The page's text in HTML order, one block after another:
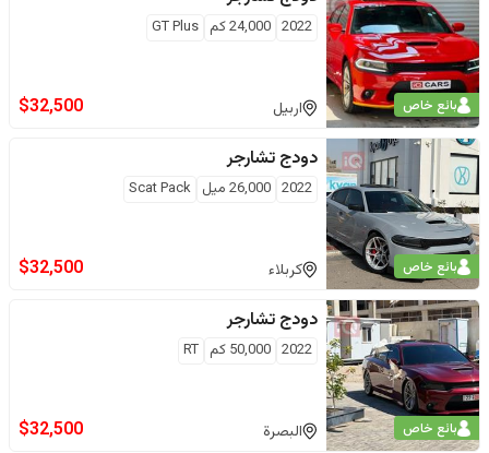
بائع خاص
2022
24,000كم GT Plus
اربيل $32,500
بائع خاص
دودج تشارجر
2022
26,000 ميل Scat Pack
كربلاء $32,500
بائع خاص
دودج تشارجر
2022
50,000 كم RT
البصرة $32,500